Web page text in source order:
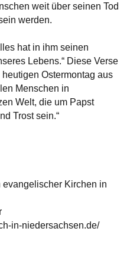
weit über seinen Tod
werden.
hat in ihm seinen
Lebens.“ Diese Verse
Ostermontag aus
Menschen in
Welt, die um Papst
Trost sein.“
Kirchen in
in-niedersachsen.de/